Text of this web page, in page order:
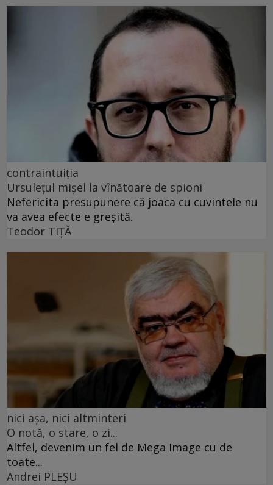
contraintuiția
Ursulețul mișel la vînătoare de spioni
Nefericita presupunere că joaca cu cuvintele nu
va avea efecte e greșită.
Teodor TIŢĂ
nici așa, nici altminteri
O notă, o stare, o zi...
Altfel, devenim un fel de Mega Image cu de
toate...
Andrei PLEŞU